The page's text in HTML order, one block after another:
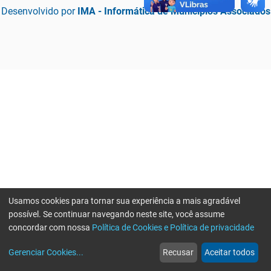
Desenvolvido por IMA - Informática de Municípios Associados
web
Notícias
more_horiz
Mais
Usamos cookies para tornar sua experiência a mais agradável
possível. Se continuar navegando neste site, você assume
concordar com nossa Política de Cookies e Política de privacidade
Gerenciar Cookies... Recusar Aceitar todos
Erro ao enviar informações, por favor tente novamente